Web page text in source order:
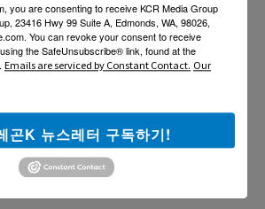
you are consenting to receive KCR Media Group
23416 Hwy 99 Suite A, Edmonds, WA, 98026,
You can revoke your consent to receive
the SafeUnsubscribe® link, found at the
Emails are serviced by Constant Contact. Our
곤K 뉴스레터 구독하기!